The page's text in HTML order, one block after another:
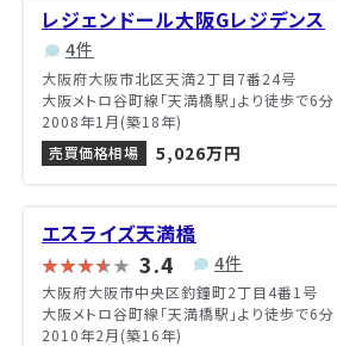
レジェンドール大阪Gレジデンス
4件
大阪府大阪市北区天満2丁目7番24号
大阪メトロ谷町線「天満橋駅」より徒歩で6分
2008年1月(築18年)
売買価格相場
5,026万円
エスライズ天満橋
3.4 4件
大阪府大阪市中央区釣鐘町2丁目4番1号
大阪メトロ谷町線「天満橋駅」より徒歩で6分
2010年2月(築16年)